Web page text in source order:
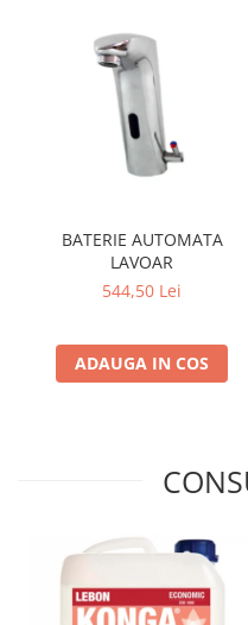
BATERIE AUTOMATA
LAVOAR
544,50 Lei
ADAUGA IN COS